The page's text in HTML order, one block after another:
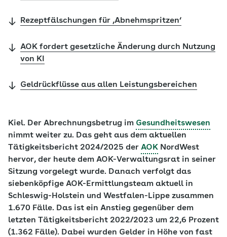
Rezeptfälschungen für ‚Abnehmspritzen‘
AOK fordert gesetzliche Änderung durch Nutzung
von KI
Geldrückflüsse aus allen Leistungsbereichen
Kiel. Der Abrechnungsbetrug im Gesundheitswesen
nimmt weiter zu. Das geht aus dem aktuellen
Tätigkeitsbericht 2024/2025 der AOK NordWest
hervor, der heute dem AOK-Verwaltungsrat in seiner
Sitzung vorgelegt wurde. Danach verfolgt das
siebenköpfige AOK-Ermittlungsteam aktuell in
Schleswig-Holstein und Westfalen-Lippe zusammen
1.670 Fälle. Das ist ein Anstieg gegenüber dem
letzten Tätigkeitsbericht 2022/2023 um 22,6 Prozent
(1.362 Fälle). Dabei wurden Gelder in Höhe von fast